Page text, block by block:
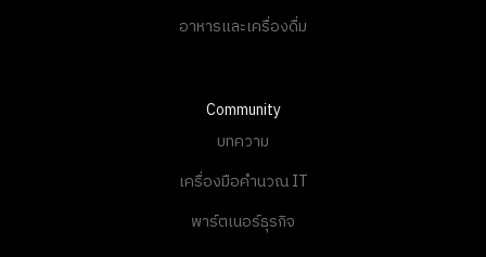
อาหารและเครื่องดื่ม
Community
บทความ
เครื่องมือคำนวณ IT
พาร์ตเนอร์ธุรกิจ